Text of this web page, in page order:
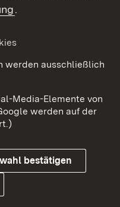
.
werden ausschließlich
Media-Elemente von
werden auf der
bestätigen